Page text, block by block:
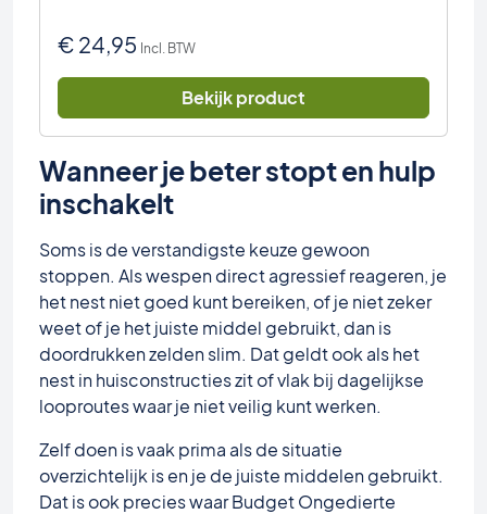
€ 24,95 Incl. BTW
Bekijk product
Wanneer je beter stopt en hulp
inschakelt
Soms is de verstandigste keuze gewoon
stoppen. Als wespen direct agressief reageren, je
het nest niet goed kunt bereiken, of je niet zeker
weet of je het juiste middel gebruikt, dan is
doordrukken zelden slim. Dat geldt ook als het
nest in huisconstructies zit of vlak bij dagelijkse
looproutes waar je niet veilig kunt werken.
Zelf doen is vaak prima als de situatie
overzichtelijk is en je de juiste middelen gebruikt.
Dat is ook precies waar Budget Ongedierte